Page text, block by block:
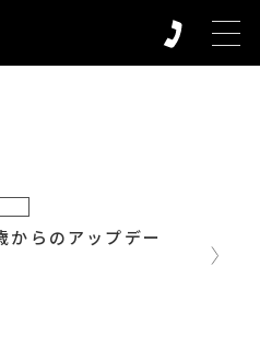
からのアップデー